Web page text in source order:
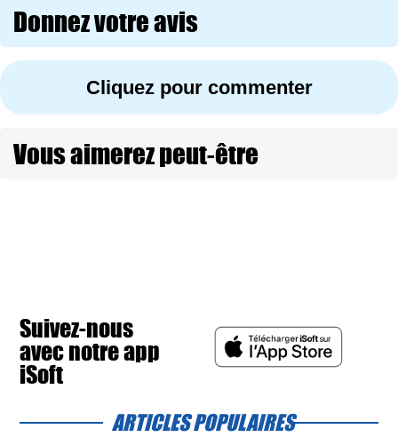
Donnez votre avis
Cliquez pour commenter
Vous aimerez peut-être
Suivez-nous
avec notre app
iSoft
ARTICLES POPULAIRES